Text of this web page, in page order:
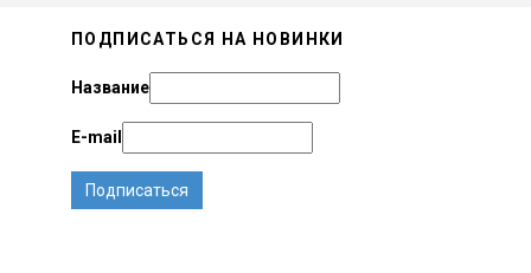
ПОДПИСАТЬСЯ НА НОВИНКИ
Название
E-mail